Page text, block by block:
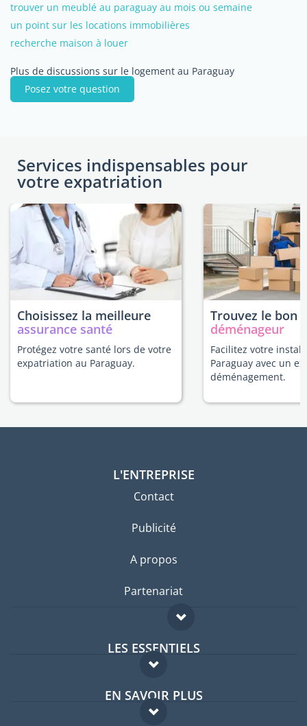
trouver un meublé au paraguay au mois ou semaine
un point sur les locations immobilières
recherche maison à louer
Plus de discussions sur le logement au Paraguay
Posez votre question
Services indispensables pour
votre expatriation
Choisissez la meilleure
assurance santé
Protégez votre santé lors de votre
expatriation au Paraguay.
Trouvez le bon
déménageur
Facilitez votre
Paraguay avec un
déménagement.
L'ENTREPRISE
Contact
Publicité
A propos
Partenariat
LES ESSENTIELS
Forum expatriés
Guides pays
EN SAVOIR PLUS
FAQ